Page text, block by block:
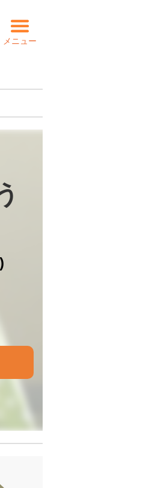
メニュー